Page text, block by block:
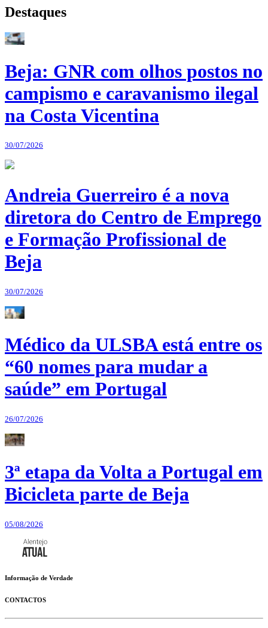
Destaques
Beja: GNR com olhos postos no
campismo e caravanismo ilegal
na Costa Vicentina
30/07/2026
Andreia Guerreiro é a nova
diretora do Centro de Emprego
e Formação Profissional de
Beja
30/07/2026
Médico da ULSBA está entre os
“60 nomes para mudar a
saúde” em Portugal
26/07/2026
3ª etapa da Volta a Portugal em
Bicicleta parte de Beja
05/08/2026
Informação de Verdade
CONTACTOS